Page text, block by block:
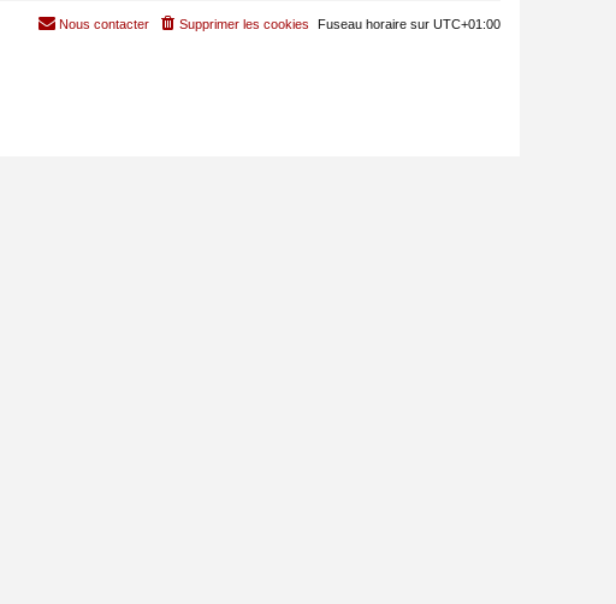
Fuseau horaire sur UTC+01:00
Supprimer les cookies
Nous contacter